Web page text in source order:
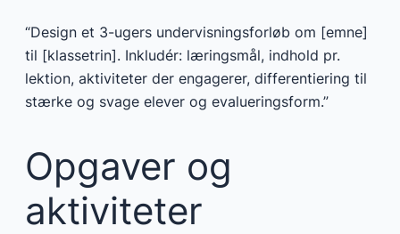
“Design et 3-ugers undervisningsforløb om [emne]
til [klassetrin]. Inkludér: læringsmål, indhold pr.
lektion, aktiviteter der engagerer, differentiering til
stærke og svage elever og evalueringsform.”
Opgaver og
aktiviteter